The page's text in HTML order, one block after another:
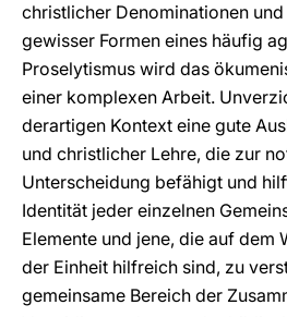
christlicher Denominationen
gewisser Formen eines häufig
Proselytismus wird das
einer komplexen Arbeit.
derartigen Kontext eine gute
und christlicher Lehre, die zur
Unterscheidung befähigt und
Identität jeder einzelnen
Elemente und jene, die auf dem
der Einheit hilfreich sind, zu
gemeinsame Bereich der